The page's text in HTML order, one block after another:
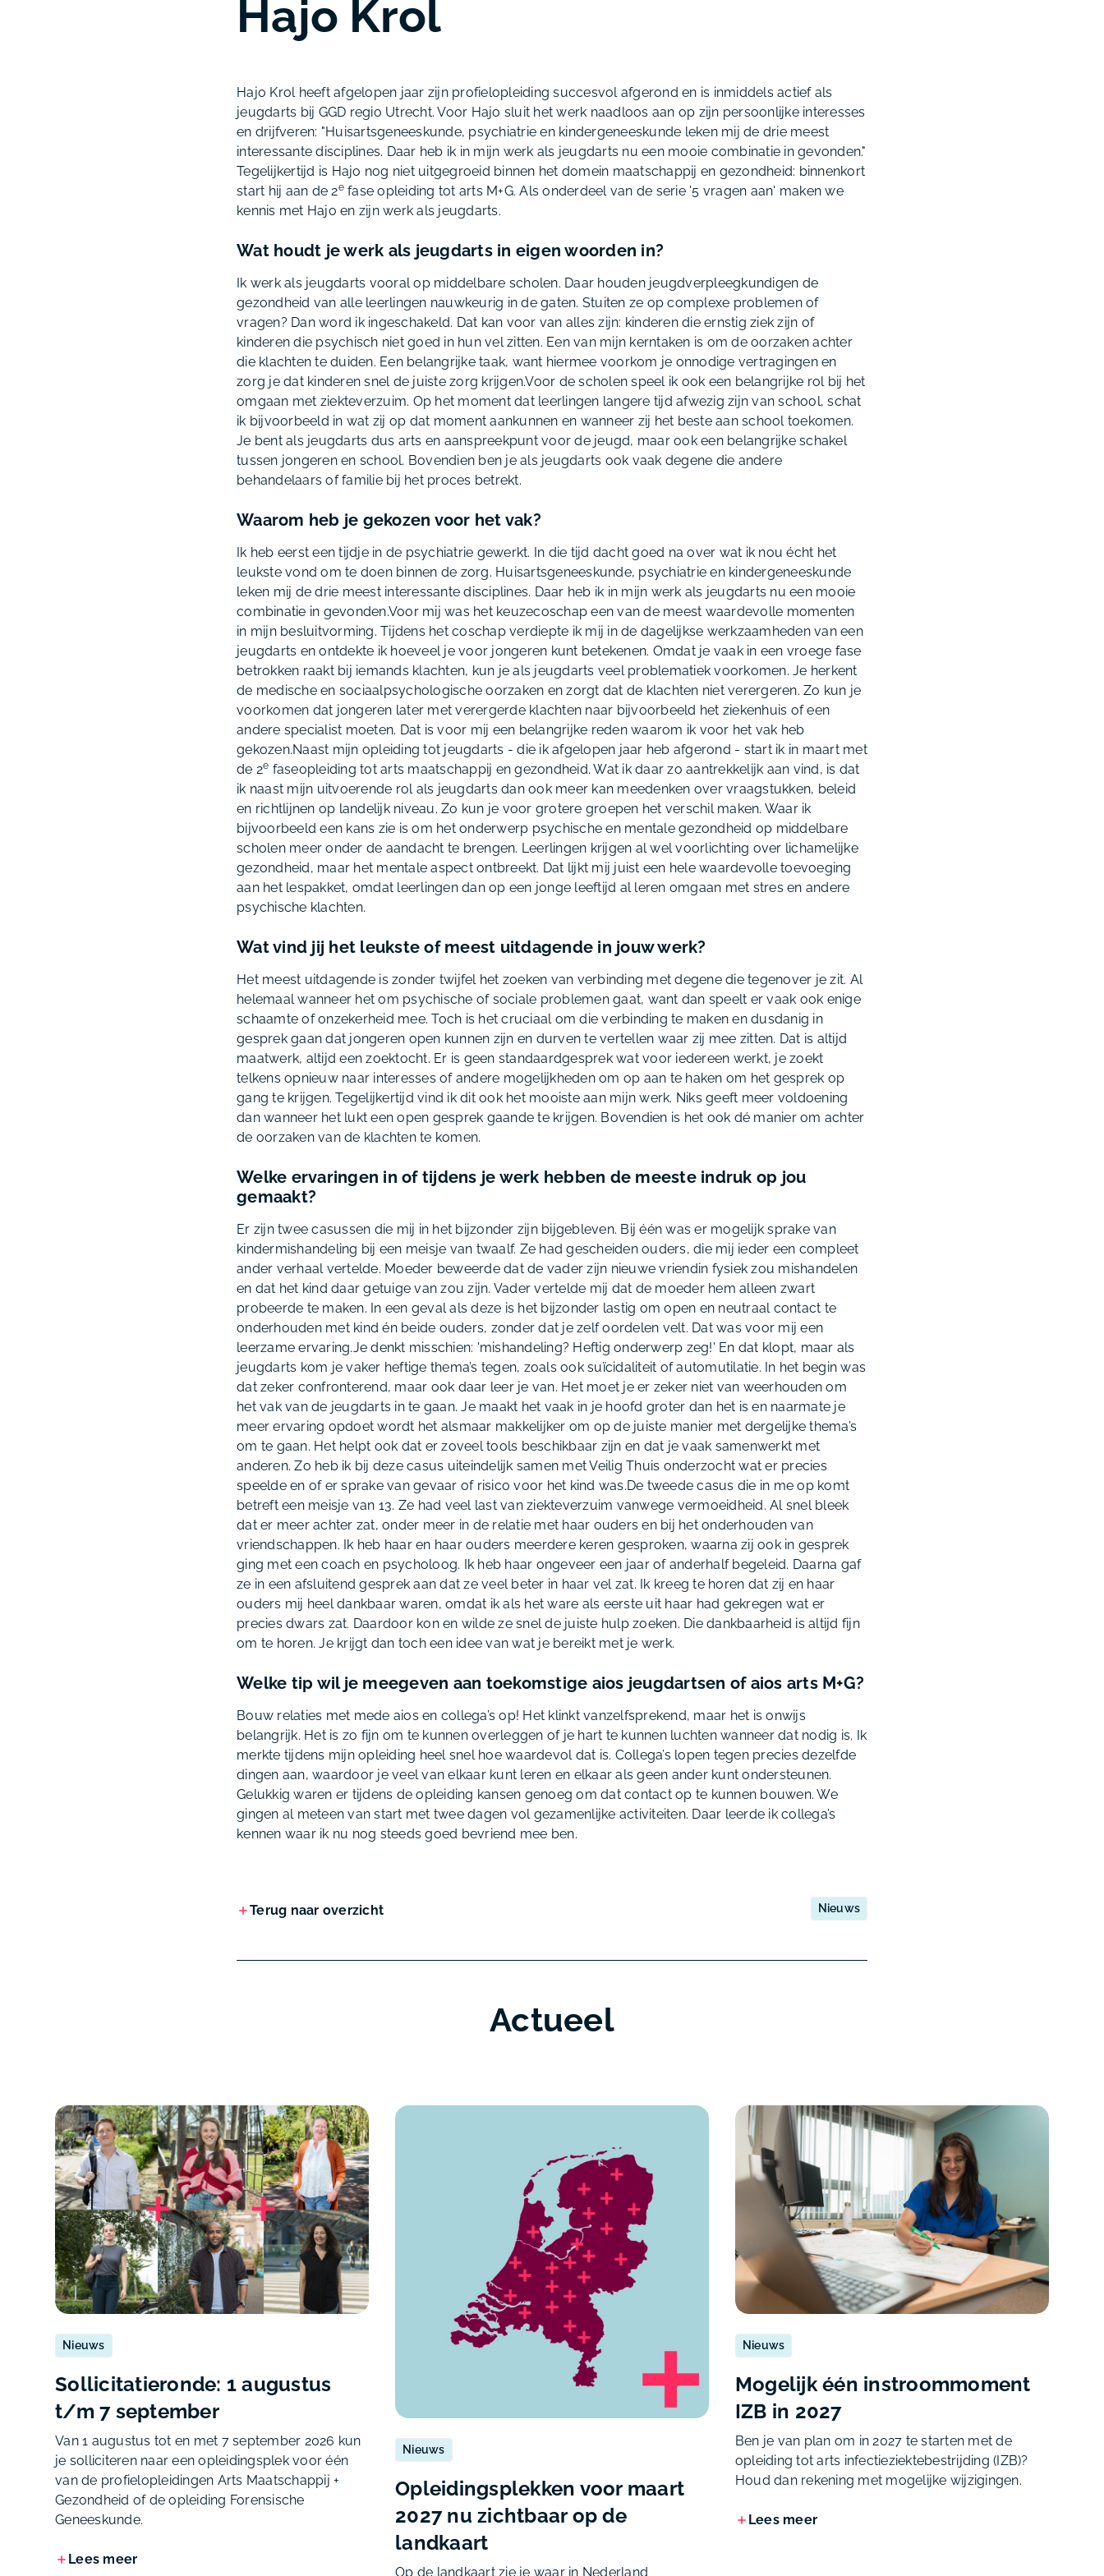
Hajo Krol
Hajo Krol heeft afgelopen jaar zijn profielopleiding succesvol afgerond en is inmiddels actief als
jeugdarts bij GGD regio Utrecht. Voor Hajo sluit het werk naadloos aan op zijn persoonlijke interesses
en drijfveren: "Huisartsgeneeskunde, psychiatrie en kindergeneeskunde leken mij de drie meest
interessante disciplines. Daar heb ik in mijn werk als jeugdarts nu een mooie combinatie in gevonden."
Tegelijkertijd is Hajo nog niet uitgegroeid binnen het domein maatschappij en gezondheid: binnenkort
start hij aan de 2efase opleiding tot arts M+G. Als onderdeel van de serie '5 vragen aan' maken we
kennis met Hajo en zijn werk als jeugdarts.
Wat houdt je werk als jeugdarts in eigen woorden in?
Ik werk als jeugdarts vooral op middelbare scholen. Daar houden jeugdverpleegkundigen de
gezondheid van alle leerlingen nauwkeurig in de gaten. Stuiten ze op complexe problemen of
vragen? Dan word ik ingeschakeld. Dat kan voor van alles zijn: kinderen die ernstig ziek zijn of
kinderen die psychisch niet goed in hun vel zitten. Een van mijn kerntaken is om de oorzaken achter
die klachten te duiden. Een belangrijke taak, want hiermee voorkom je onnodige vertragingen en
zorg je dat kinderen snel de juiste zorg krijgen.Voor de scholen speel ik ook een belangrijke rol bij het
omgaan met ziekteverzuim. Op het moment dat leerlingen langere tijd afwezig zijn van school, schat
ik bijvoorbeeld in wat zij op dat moment aankunnen en wanneer zij het beste aan school toekomen.
Je bent als jeugdarts dus arts en aanspreekpunt voor de jeugd, maar ook een belangrijke schakel
tussen jongeren en school. Bovendien ben je als jeugdarts ook vaak degene die andere
behandelaars of familie bij het proces betrekt.
Waarom heb je gekozen voor het vak?
Ik heb eerst een tijdje in de psychiatrie gewerkt. In die tijd dacht goed na over wat ik nou écht het
leukste vond om te doen binnen de zorg. Huisartsgeneeskunde, psychiatrie en kindergeneeskunde
leken mij de drie meest interessante disciplines. Daar heb ik in mijn werk als jeugdarts nu een mooie
combinatie in gevonden.Voor mij was het keuzecoschap een van de meest waardevolle momenten
in mijn besluitvorming. Tijdens het coschap verdiepte ik mij in de dagelijkse werkzaamheden van een
jeugdarts en ontdekte ik hoeveel je voor jongeren kunt betekenen. Omdat je vaak in een vroege fase
betrokken raakt bij iemands klachten, kun je als jeugdarts veel problematiek voorkomen. Je herkent
de medische en sociaalpsychologische oorzaken en zorgt dat de klachten niet verergeren. Zo kun je
voorkomen dat jongeren later met verergerde klachten naar bijvoorbeeld het ziekenhuis of een
andere specialist moeten. Dat is voor mij een belangrijke reden waarom ik voor het vak heb
gekozen.Naast mijn opleiding tot jeugdarts - die ik afgelopen jaar heb afgerond - start ik in maart met
de 2e faseopleiding tot arts maatschappij en gezondheid. Wat ik daar zo aantrekkelijk aan vind, is dat
ik naast mijn uitvoerende rol als jeugdarts dan ook meer kan meedenken over vraagstukken, beleid
en richtlijnen op landelijk niveau. Zo kun je voor grotere groepen het verschil maken. Waar ik
bijvoorbeeld een kans zie is om het onderwerp psychische en mentale gezondheid op middelbare
scholen meer onder de aandacht te brengen. Leerlingen krijgen al wel voorlichting over lichamelijke
gezondheid, maar het mentale aspect ontbreekt. Dat lijkt mij juist een hele waardevolle toevoeging
aan het lespakket, omdat leerlingen dan op een jonge leeftijd al leren omgaan met stres en andere
psychische klachten.
Wat vind jij het leukste of meest uitdagende in jouw werk?
Het meest uitdagende is zonder twijfel het zoeken van verbinding met degene die tegenover je zit. Al
helemaal wanneer het om psychische of sociale problemen gaat, want dan speelt er vaak ook enige
schaamte of onzekerheid mee. Toch is het cruciaal om die verbinding te maken en dusdanig in
gesprek gaan dat jongeren open kunnen zijn en durven te vertellen waar zij mee zitten. Dat is altijd
maatwerk, altijd een zoektocht. Er is geen standaardgesprek wat voor iedereen werkt, je zoekt
telkens opnieuw naar interesses of andere mogelijkheden om op aan te haken om het gesprek op
gang te krijgen. Tegelijkertijd vind ik dit ook het mooiste aan mijn werk. Niks geeft meer voldoening
dan wanneer het lukt een open gesprek gaande te krijgen. Bovendien is het ook dé manier om achter
de oorzaken van de klachten te komen.
Welke ervaringen in of tijdens je werk hebben de meeste indruk op jou
gemaakt?
Er zijn twee casussen die mij in het bijzonder zijn bijgebleven. Bij één was er mogelijk sprake van
kindermishandeling bij een meisje van twaalf. Ze had gescheiden ouders, die mij ieder een compleet
ander verhaal vertelde. Moeder beweerde dat de vader zijn nieuwe vriendin fysiek zou mishandelen
en dat het kind daar getuige van zou zijn. Vader vertelde mij dat de moeder hem alleen zwart
probeerde te maken. In een geval als deze is het bijzonder lastig om open en neutraal contact te
onderhouden met kind én beide ouders, zonder dat je zelf oordelen velt. Dat was voor mij een
leerzame ervaring.Je denkt misschien: 'mishandeling? Heftig onderwerp zeg!' En dat klopt, maar als
jeugdarts kom je vaker heftige thema’s tegen, zoals ook suïcidaliteit of automutilatie. In het begin was
dat zeker confronterend, maar ook daar leer je van. Het moet je er zeker niet van weerhouden om
het vak van de jeugdarts in te gaan. Je maakt het vaak in je hoofd groter dan het is en naarmate je
meer ervaring opdoet wordt het alsmaar makkelijker om op de juiste manier met dergelijke thema’s
om te gaan. Het helpt ook dat er zoveel tools beschikbaar zijn en dat je vaak samenwerkt met
anderen. Zo heb ik bij deze casus uiteindelijk samen met Veilig Thuis onderzocht wat er precies
speelde en of er sprake van gevaar of risico voor het kind was.De tweede casus die in me op komt
betreft een meisje van 13. Ze had veel last van ziekteverzuim vanwege vermoeidheid. Al snel bleek
dat er meer achter zat, onder meer in de relatie met haar ouders en bij het onderhouden van
vriendschappen. Ik heb haar en haar ouders meerdere keren gesproken, waarna zij ook in gesprek
ging met een coach en psycholoog. Ik heb haar ongeveer een jaar of anderhalf begeleid. Daarna gaf
ze in een afsluitend gesprek aan dat ze veel beter in haar vel zat. Ik kreeg te horen dat zij en haar
ouders mij heel dankbaar waren, omdat ik als het ware als eerste uit haar had gekregen wat er
precies dwars zat. Daardoor kon en wilde ze snel de juiste hulp zoeken. Die dankbaarheid is altijd fijn
om te horen. Je krijgt dan toch een idee van wat je bereikt met je werk.
Welke tip wil je meegeven aan toekomstige aios jeugdartsen of aios arts M+G?
Bouw relaties met mede aios en collega’s op! Het klinkt vanzelfsprekend, maar het is onwijs
belangrijk. Het is zo fijn om te kunnen overleggen of je hart te kunnen luchten wanneer dat nodig is. Ik
merkte tijdens mijn opleiding heel snel hoe waardevol dat is. Collega’s lopen tegen precies dezelfde
dingen aan, waardoor je veel van elkaar kunt leren en elkaar als geen ander kunt ondersteunen.
Gelukkig waren er tijdens de opleiding kansen genoeg om dat contact op te kunnen bouwen. We
gingen al meteen van start met twee dagen vol gezamenlijke activiteiten. Daar leerde ik collega’s
kennen waar ik nu nog steeds goed bevriend mee ben.
Terug naar overzicht Nieuws
Actueel
Nieuws
Sollicitatieronde: 1 augustus
t/m 7 september
Van 1 augustus tot en met 7 september 2026 kun
je solliciteren naar een opleidingsplek voor één
van de profielopleidingen Arts Maatschappij +
Gezondheid of de opleiding Forensische
Geneeskunde.
Lees meer
Nieuws
Opleidingsplekken voor maart
2027 nu zichtbaar op de
landkaart
Op de landkaart zie je waar in Nederland
Nieuws
Mogelijk één instroommoment
IZB in 2027
Ben je van plan om in 2027 te starten met de
opleiding tot arts infectieziektebestrijding (IZB)?
Houd dan rekening met mogelijke wijzigingen.
Lees meer